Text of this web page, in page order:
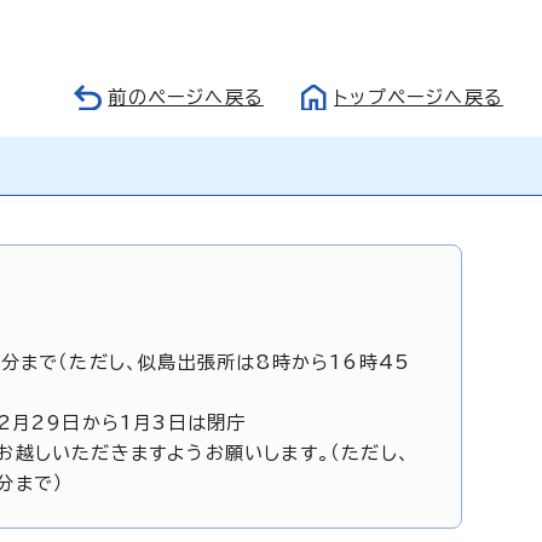
前のページへ戻る トップページへ戻る
で（ただし、似島出張所は8時から16時45
月29日から1月3日は閉庁
しいただきますようお願いします。（ただし、
で）